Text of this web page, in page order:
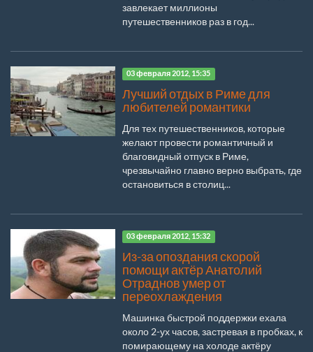
завлекает миллионы
путешественников раз в год...
03 февраля 2012, 15:35
Лучший отдых в Риме для
любителей романтики
Для тех путешественников, которые
желают провести романтичный и
благовидный отпуск в Риме,
чрезвычайно главно верно выбрать, где
остановиться в столиц...
03 февраля 2012, 15:32
Из-за опоздания скорой
помощи актёр Анатолий
Отраднов умер от
переохлаждения
Машинка быстрой поддержки ехала
около 2-ух часов, застревая в пробках, к
помирающему на холоде актёру